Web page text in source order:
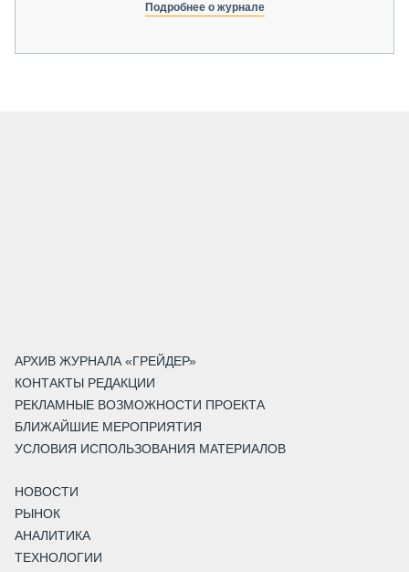
Подробнее о журнале
АРХИВ ЖУРНАЛА «ГРЕЙДЕР»
КОНТАКТЫ РЕДАКЦИИ
РЕКЛАМНЫЕ ВОЗМОЖНОСТИ ПРОЕКТА
БЛИЖАЙШИЕ МЕРОПРИЯТИЯ
УСЛОВИЯ ИСПОЛЬЗОВАНИЯ МАТЕРИАЛОВ
НОВОСТИ
РЫНОК
АНАЛИТИКА
ТЕХНОЛОГИИ